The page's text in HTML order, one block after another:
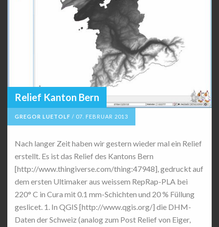
Relief Kanton Bern
GREGOR LUETOLF / 07. FEBRUAR 2013
Nach langer Zeit haben wir gestern wieder mal ein Relief
erstellt. Es ist das Relief des Kantons Bern
[http://www.thingiverse.com/thing:47948], gedruckt auf
dem ersten Ultimaker aus weissem RepRap-PLA bei
220° C in Cura mit 0.1 mm-Schichten und 20 % Füllung
geslicet. 1. In QGIS [http://www.qgis.org/] die DHM-
Daten der Schweiz (analog zum Post Relief von Eiger,